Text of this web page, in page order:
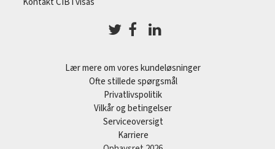
Lær mere om vores kundeløsninger
Ofte stillede spørgsmål
Privatlivspolitik
Vilkår og betingelser
Serviceoversigt
Karriere